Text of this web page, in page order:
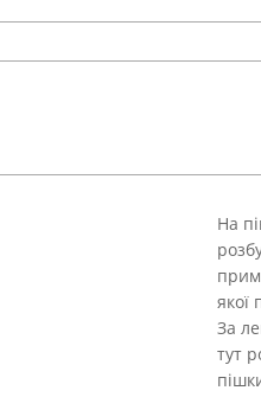
Menu
На
За
тут